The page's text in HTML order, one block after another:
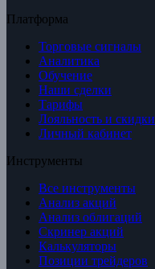
Платформа
Торговые сигналы
Аналитика
Обучение
Наши сделки
Тарифы
Лояльность и скидки
Личный кабинет
Инструменты
Все инструменты
Анализ акций
Анализ облигаций
Скринер акций
Калькуляторы
Позиции трейдеров